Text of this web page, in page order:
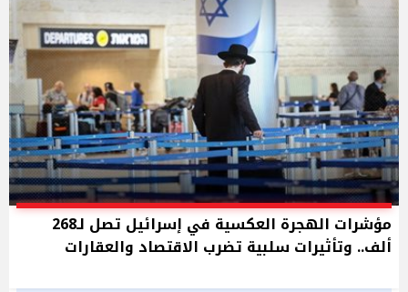
مؤشرات الهجرة العكسية في إسرائيل تصل لـ268
ألف.. وتأثيرات سلبية تضرب الاقتصاد والعقارات